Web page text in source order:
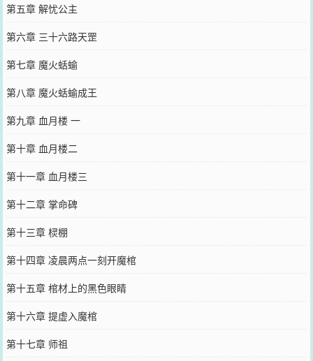
第五章 解忧公主
第六章 三十六路天罡
第七章 魔火蛞蝓
第八章 魔火蛞蝓成王
第九章 血月楼 一
第十章 血月楼二
第十一章 血月楼三
第十二章 掌命碑
第十三章 棂棚
第十四章 凌晨两点一刻开魔棺
第十五章 棺材上的黑色眼睛
第十六章 提虚入魔棺
第十七章 师祖